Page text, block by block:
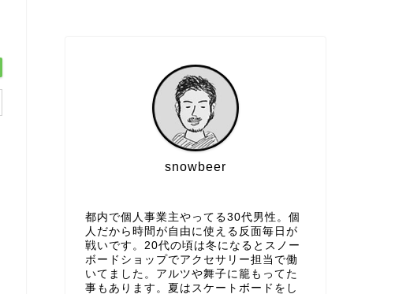
snowbeer
都内で個人事業主やってる30代男性。個
人だから時間が自由に使える反面毎日が
戦いです。20代の頃は冬になるとスノー
ボードショップでアクセサリー担当で働
いてました。アルツや舞子に籠もってた
事もあります。夏はスケートボードをし